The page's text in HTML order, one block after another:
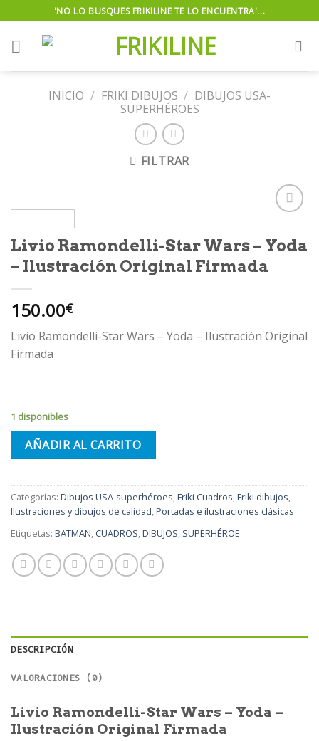
to
content
'NO LO BUSQUES FRIKILINE TE LO ENCUENTRA'...
INICIO / FRIKI DIBUJOS / DIBUJOS USA-
SUPERHÉROES
FILTRAR
Añadir
lista de
Livio Ramondelli-Star Wars – Yoda
– Ilustración Original Firmada
150.00€
Livio Ramondelli-Star Wars – Yoda – Ilustración Original
Firmada
1 disponibles
AÑADIR AL CARRITO
Categorías: Dibujos USA-superhéroes,Friki Cuadros,Friki dibujos,
Ilustraciones y dibujos de calidad,Portadas e ilustraciones clásicas
Etiquetas: BATMAN, CUADROS,DIBUJOS, SUPERHÉROE
DESCRIPCIÓN
VALORACIONES (0)
Livio Ramondelli-Star Wars – Yoda –
Ilustración Original Firmada